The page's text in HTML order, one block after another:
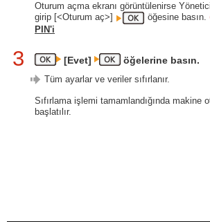
Oturum açma ekranı görüntülenirse
girip [<Oturum aç>]
öğesine basın.
PIN'i
3 [Evet] öğelerine basın.
Tüm ayarlar ve veriler sıfırlanır.
Sıfırlama işlemi tamamlandığında makine
başlatılır.